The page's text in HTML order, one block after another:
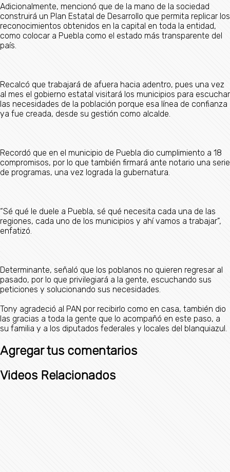
Adicionalmente, mencionó que de la mano de la sociedad
construirá un Plan Estatal de Desarrollo que permita replicar los
reconocimientos obtenidos en la capital en toda la entidad,
como colocar a Puebla como el estado más transparente del
país.
Recalcó que trabajará de afuera hacia adentro, pues una vez
al mes el gobierno estatal visitará los municipios para escuchar
las necesidades de la población porque esa línea de confianza
ya fue creada, desde su gestión como alcalde.
Recordó que en el municipio de Puebla dio cumplimiento a 18
compromisos, por lo que también firmará ante notario una serie
de programas, una vez lograda la gubernatura.
“Sé qué le duele a Puebla, sé qué necesita cada una de las
regiones, cada uno de los municipios y ahí vamos a trabajar”,
enfatizó.
Determinante, señaló que los poblanos no quieren regresar al
pasado, por lo que privilegiará a la gente, escuchando sus
peticiones y solucionando sus necesidades.
Tony agradeció al PAN por recibirlo como en casa, también dio
las gracias a toda la gente que lo acompañó en este paso, a
su familia y a los diputados federales y locales del blanquiazul.
Agregar tus comentarios
Videos Relacionados